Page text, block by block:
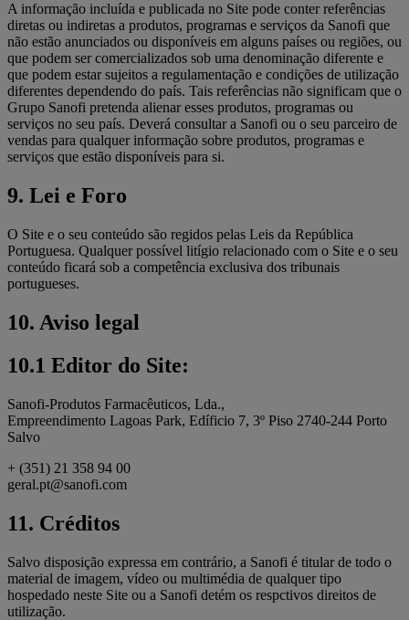
A informação incluída e publicada no Site pode conter referências
diretas ou indiretas a produtos, programas e serviços da Sanofi que
não estão anunciados ou disponíveis em alguns países ou regiões, ou
que podem ser comercializados sob uma denominação diferente e
que podem estar sujeitos a regulamentação e condições de utilização
diferentes dependendo do país. Tais referências não significam que o
Grupo Sanofi pretenda alienar esses produtos, programas ou
serviços no seu país. Deverá consultar a Sanofi ou o seu parceiro de
vendas para qualquer informação sobre produtos, programas e
serviços que estão disponíveis para si.
9. Lei e Foro
O Site e o seu conteúdo são regidos pelas Leis da República
Portuguesa. Qualquer possível litígio relacionado com o Site e o seu
conteúdo ficará sob a competência exclusiva dos tribunais
portugueses.
10. Aviso legal
10.1 Editor do Site:
Sanofi-Produtos Farmacêuticos, Lda.,
Empreendimento Lagoas Park, Edíficio 7, 3º Piso 2740-244 Porto
Salvo
+ (351) 21 358 94 00
geral.pt@sanofi.com
11. Créditos
Salvo disposição expressa em contrário, a Sanofi é titular de todo o
material de imagem, vídeo ou multimédia de qualquer tipo
hospedado neste Site ou a Sanofi detém os respctivos direitos de
utilização.